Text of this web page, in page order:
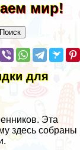
мир!
для
Эта
здесь собраны